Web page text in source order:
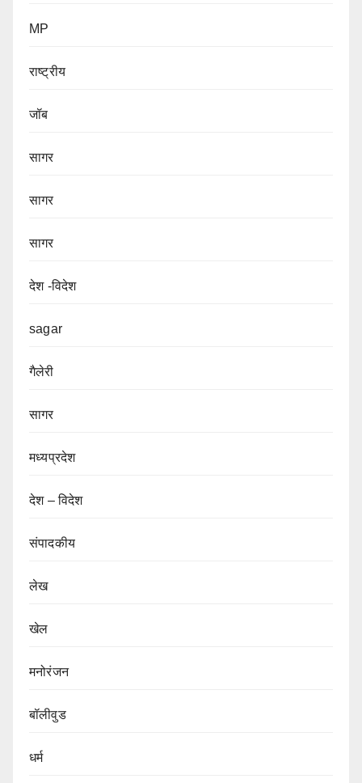
MP
राष्ट्रीय
जॉब
सागर
सागर
सागर
देश -विदेश
sagar
गैलेरी
सागर
मध्यप्रदेश
देश – विदेश
संपादकीय
लेख
खेल
मनोरंजन
बॉलीवुड
धर्म